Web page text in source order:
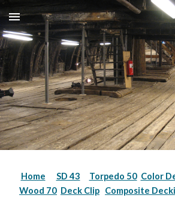
Skip to main content
Home SD 43 Torpedo 50 Color
Wood 70 Deck Clip Composite